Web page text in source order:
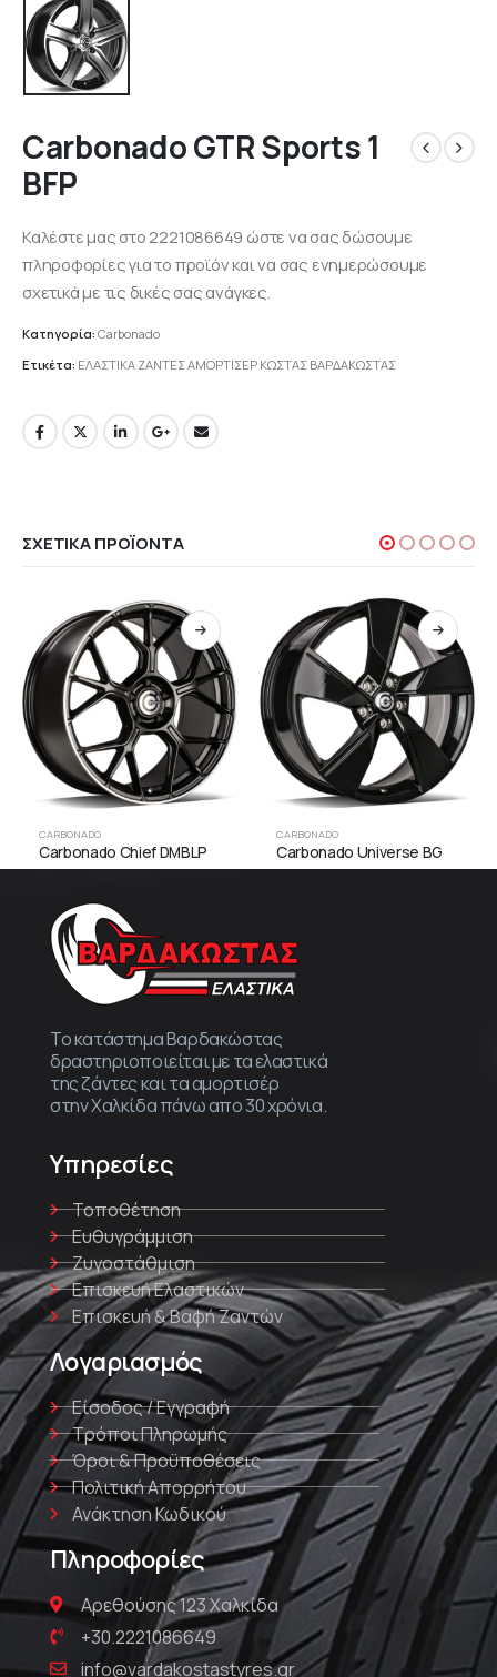
Carbonado GTR Sports 1
BFP
Καλέστε μας στο 2221086649 ώστε να σας δώσουμε
πληροφορίες για το προϊόν και να σας ενημερώσουμε
σχετικά με τις δικές σας ανάγκες.
Κατηγορία: Carbonado
Ετικέτα: ΕΛΑΣΤΙΚΑ ΖΑΝΤΕΣ ΑΜΟΡΤΙΣΕΡ ΚΩΣΤΑΣ ΒΑΡΔΑΚΩΣΤΑΣ
ΣΧΕΤΙΚΆ ΠΡΟΪΌΝΤΑ
CARBONADO
Carbonado Chief DMBLP
CARBONADO
Carbonado Universe BG
Το κατάστημα Βαρδακώστας
δραστηριοποιείται με τα ελαστικά
της ζάντες και τα αμορτισέρ
στην Χαλκίδα πάνω απο 30 χρόνια.
Υπηρεσίες
Τοποθέτηση
Ευθυγράμμιση
Ζυγοστάθμιση
Επισκευή Ελαστικών
Επισκευή & Βαφή Ζαντών
Λογαριασμός
Είσοδος / Εγγραφή
Τρόποι Πληρωμής
Όροι & Προϋποθέσεις
Πολιτική Απορρήτου
Ανάκτηση Κωδικού
Πληροφορίες
Αρεθούσης 123 Χαλκίδα
+30.2221086649
info@vardakostastyres.gr